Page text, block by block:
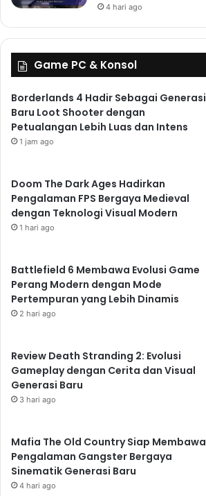
4 hari ago
Game PC & Konsol
Borderlands 4 Hadir Sebagai Generasi
Baru Loot Shooter dengan
Petualangan Lebih Luas dan Intens
1 jam ago
Doom The Dark Ages Hadirkan
Pengalaman FPS Bergaya Medieval
dengan Teknologi Visual Modern
1 hari ago
Battlefield 6 Membawa Evolusi Game
Perang Modern dengan Mode
Pertempuran yang Lebih Dinamis
2 hari ago
Review Death Stranding 2: Evolusi
Gameplay dengan Cerita dan Visual
Generasi Baru
3 hari ago
Mafia The Old Country Siap Membawa
Pengalaman Gangster Bergaya
Sinematik Generasi Baru
4 hari ago